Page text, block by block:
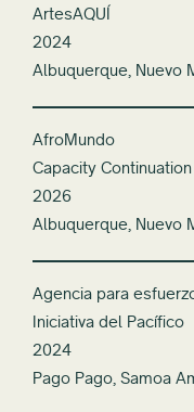
ArtesAQUÍ
2024
Albuquerque, Nuevo
AfroMundo
Capacity Continuation
2026
Albuquerque, Nuevo
Agencia para
Iniciativa del Pacífico
2024
Pago Pago, Samoa